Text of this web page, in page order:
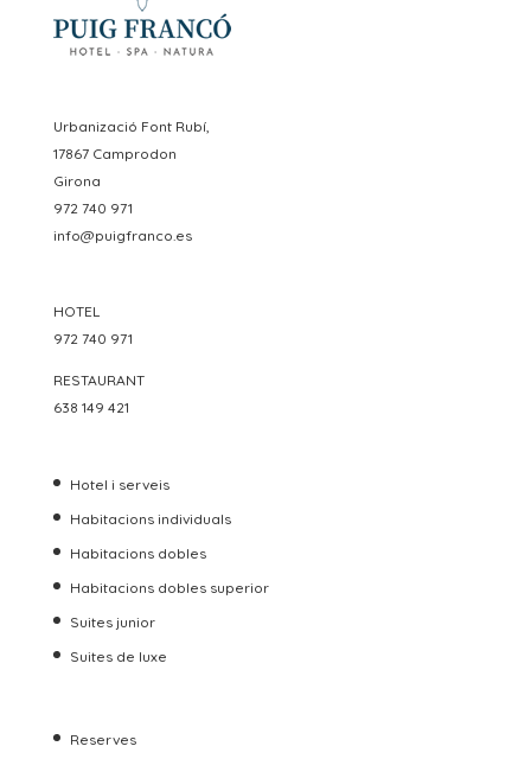
Urbanizació Font Rubí,
17867 Camprodon
Girona
972 740 971
info@puigfranco.es
HOTEL
972 740 971
RESTAURANT
638 149 421
Hotel i serveis
Habitacions individuals
Habitacions dobles
Habitacions dobles superior
Suites junior
Suites de luxe
Reserves